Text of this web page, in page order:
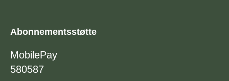
Abonnementsstøtte
MobilePay
580587